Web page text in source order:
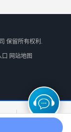
统软件 北京奥维奥
保留所有权利.
口 网站地图